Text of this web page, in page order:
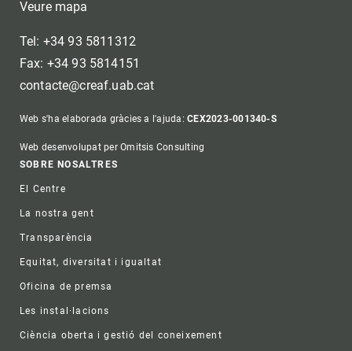
Veure mapa
Tel: +34 93 5811312
Fax: +34 93 5814151
contacte@creaf.uab.cat
Web s'ha elaborada gràcies a l'ajuda:CEX2023-001340-S
Web desenvolupat per Omitsis Consulting
Footer
SOBRE NOSALTRES
El Centre
La nostra gent
Transparència
Equitat, diversitat i igualtat
Oficina de premsa
Les instal·lacions
Ciència oberta i gestió del coneixement